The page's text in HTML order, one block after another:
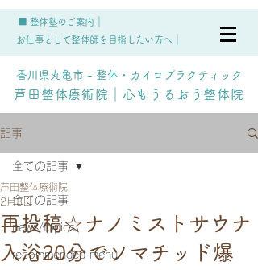
■ 整体塾のご案内｜
お仕事として整体師を目指したい方へ｜
香川県丸亀市 - 整体・カイロプラクティック
芦田整体療術院｜心もうるおう整体院
記事
全ての記事
news/topics
recommended menu
全ての記事
再投稿☆ナノミストサウナ
入浴20分でソマチッド爆
芦田整体療術院
2月3日